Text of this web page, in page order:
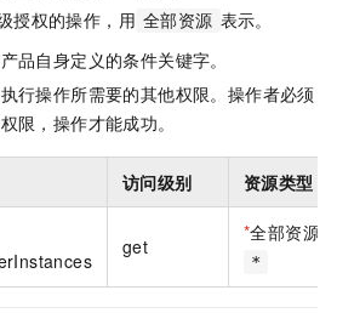
授权的操作，用 全部资源 表示。
品自身定义的条件关键字。
行操作所需要的其他权限。操作者必须
限，操作才能成功。
访问级别 资源类型
get
*全部资源
*